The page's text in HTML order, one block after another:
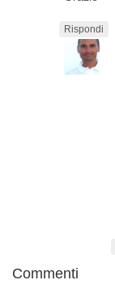
Rispondi
Commenti